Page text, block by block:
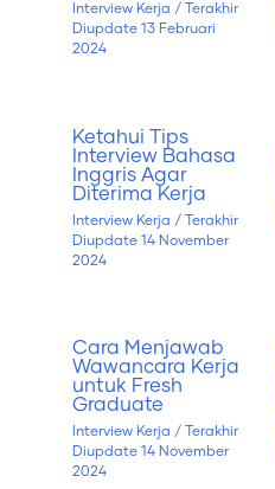
Interview Kerja / Terakhir
Diupdate 13 Februari
2024
Ketahui Tips
Interview Bahasa
Inggris Agar
Diterima Kerja
Interview Kerja / Terakhir
Diupdate 14 November
2024
Cara Menjawab
Wawancara Kerja
untuk Fresh
Graduate
Interview Kerja / Terakhir
Diupdate 14 November
2024